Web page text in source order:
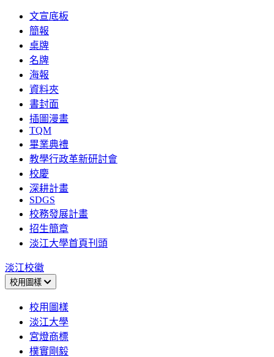
文宣底板
簡報
桌牌
名牌
海報
資料夾
書封面
插圖漫畫
TQM
畢業典禮
教學行政革新研討會
校慶
深耕計畫
SDGS
校務發展計畫
招生簡章
淡江大學首頁刊頭
淡江校徽
校用圖樣
校用圖樣
淡江大學
宮燈商標
樸實剛毅